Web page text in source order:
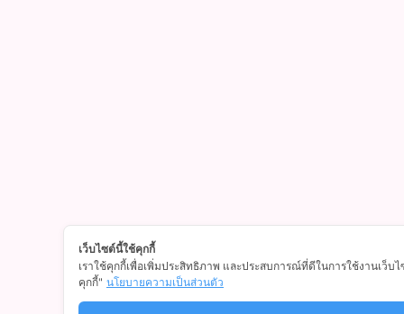
เว็บไซต์นี้ใช้คุกกี้
เราใช้คุกกี้เพื่อเพิ่มประสิทธิภาพ และประสบการณ์ที่ดีในการใช้งานเว็
คุกกี้" นโยบายความเป็นส่วนตัว